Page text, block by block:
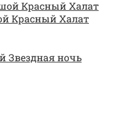
Красный Халат
Звездная ночь